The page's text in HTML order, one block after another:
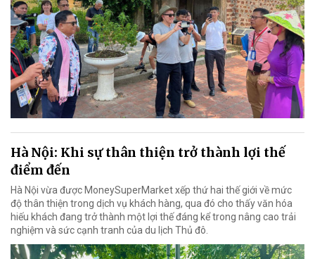
Hà Nội: Khi sự thân thiện trở thành lợi thế
điểm đến
Hà Nội vừa được MoneySuperMarket xếp thứ hai thế giới về mức
độ thân thiện trong dịch vụ khách hàng, qua đó cho thấy văn hóa
hiếu khách đang trở thành một lợi thế đáng kể trong nâng cao trải
nghiệm và sức cạnh tranh của du lịch Thủ đô.